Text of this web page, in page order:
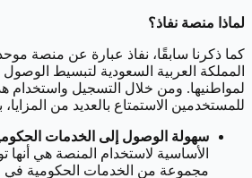
لماذا منصة نفاذ؟
كما ذكرنا سابقًا، نفاذ عبارة عن منصة
المملكة العربية السعودية لتبسيط
لمواطنيها. ومن خلال التسجيل واستخدام
للمستخدمين الاستمتاع بالعديد من
سهولة الوصول إلى الخدمات
الأساسية لاستخدام المنصة هي
مجموعة من الخدمات الحكومية في